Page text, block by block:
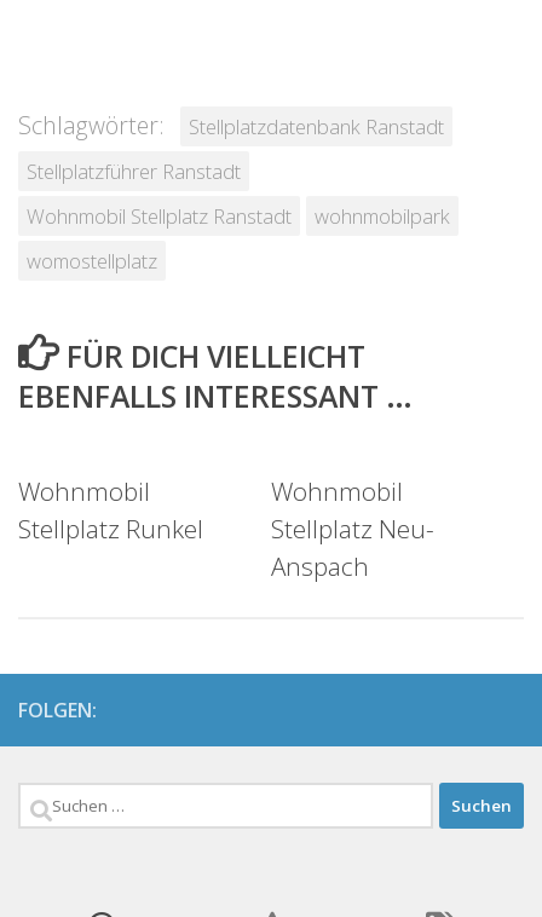
Schlagwörter:
Stellplatzdatenbank Ranstadt
Stellplatzführer Ranstadt
Wohnmobil Stellplatz Ranstadt
wohnmobilpark
womostellplatz
FÜR DICH VIELLEICHT
EBENFALLS INTERESSANT …
Wohnmobil
Stellplatz Runkel
Wohnmobil
Stellplatz Neu-
Anspach
FOLGEN:
Suchen